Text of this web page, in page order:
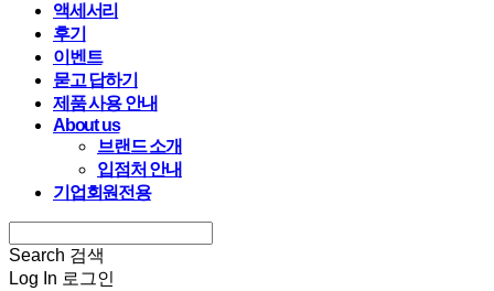
액세서리
후기
이벤트
묻고 답하기
제품 사용 안내
About us
브랜드 소개
입점처 안내
기업회원전용
Search 검색
Log In 로그인